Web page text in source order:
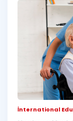
İnternational